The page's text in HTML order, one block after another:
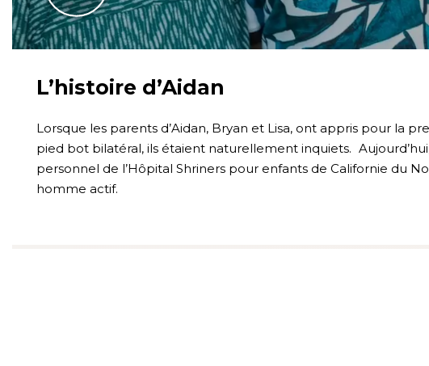
L’histoire d’Aidan
Lorsque les parents d’Aidan, Bryan et Lisa, ont appris pour la
pied bot bilatéral, ils étaient naturellement inquiets.
personnel de l’Hôpital Shriners pour enfants de Californie du
homme actif.